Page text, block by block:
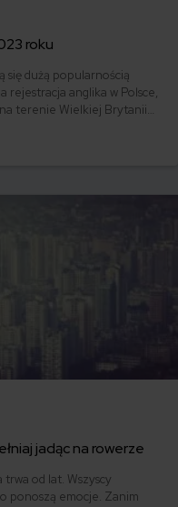
roku
się dużą popularnością
rejestracja anglika w Polsce,
terenie Wielkiej Brytanii?
Zamierzasz
jadąc na rowerze
od lat. Wszyscy
ponoszą emocje. Zanim